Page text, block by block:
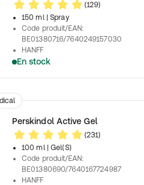
(129)
150 ml
| Spray
Code produit/EAN:
BE01380716/7640249157030
HANFF
En stock
Perskindol Active Gel
(231)
100 ml
| Gel(S)
Code produit/EAN:
BE01380690/7640167724987
HANFF